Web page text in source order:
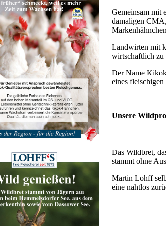
Gemeinsam mit
damaligen
Landwirten mit
wirtschaftlich zu
Der Name Kikok
eines fleischigen
Unsere
Das Wildbret,
stammt ohne
Martin Lohff
eine nahtlos